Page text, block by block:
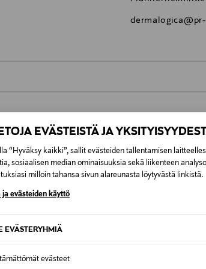
EVÄSTEISTÄ JA
“Hyväksy kaikki”, sallit evästeiden tallentamisen
sosiaalisen median ominaisuuksia sekä liikenteen
milloin tahansa sivun alareunasta löytyvästä linkistä.
ja evästeiden käyttö
EVÄSTERYHMIÄ
evästeet
0,00 € – 4,90 €
7,90 €–50,00 €
Alk. 6,90 €, kun
tilaukseesi. Voit palauttaa tilaamasi tuotteen 30
NÄISTÄ